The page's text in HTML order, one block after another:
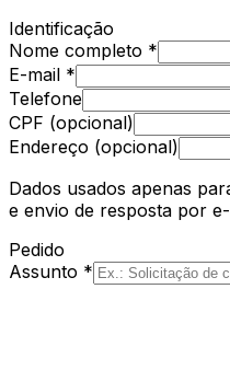
Identificação
Nome completo *
E-mail *
Telefone
CPF (opcional)
Endereço (opcional)
Dados usados apenas
e envio de resposta por
Pedido
Assunto *